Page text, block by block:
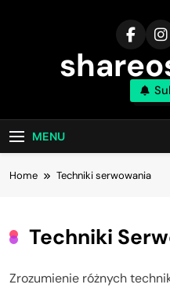
MENU
Home Techniki serwowania
Techniki
Zrozumienie różnych